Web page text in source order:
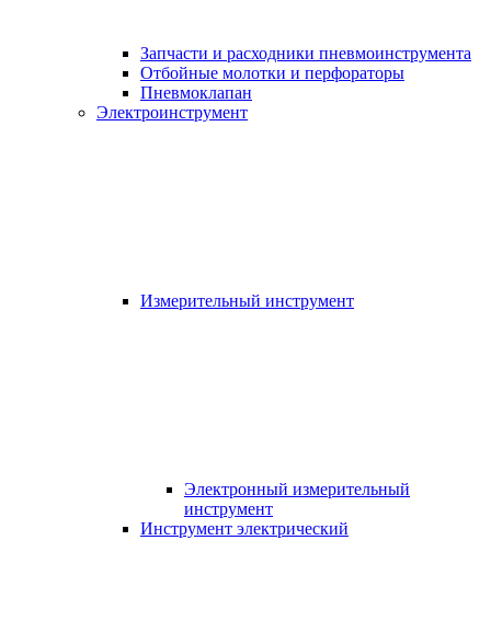
Запчасти и расходники пневмоинструмента
Отбойные молотки и перфораторы
Пневмоклапан
Электроинструмент
Измерительный инструмент
Электронный измерительный
инструмент
Инструмент электрический